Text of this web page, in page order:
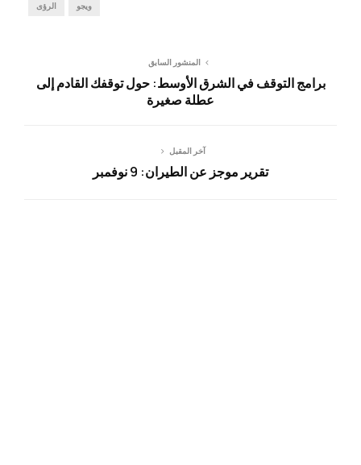
الرؤى ويجو
المنشور السابق
برامج التوقف في الشرق الأوسط: حول توقفك القادم إلى
عطلة صغيرة
آخر المقبل
تقرير موجز عن الطيران: 9 نوفمبر